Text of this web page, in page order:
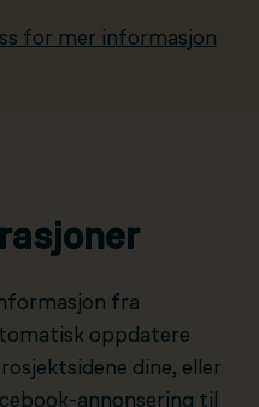
for mer informasjon
fra
oppdatere
dine, eller
annonsering til